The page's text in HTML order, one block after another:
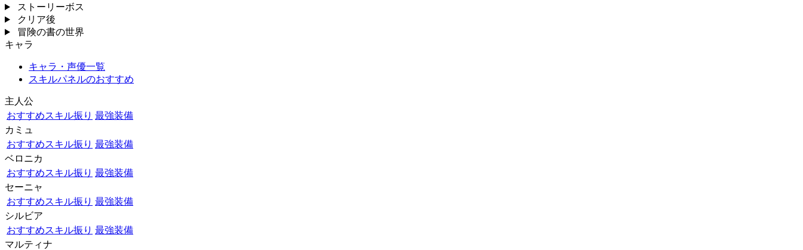
ストーリーボス
クリア後
冒険の書の世界
キャラ
キャラ・声優一覧
スキルパネルのおすすめ
主人公
おすすめスキル振り 最強装備
カミュ
おすすめスキル振り 最強装備
ベロニカ
おすすめスキル振り 最強装備
セーニャ
おすすめスキル振り 最強装備
シルビア
おすすめスキル振り 最強装備
マルティナ